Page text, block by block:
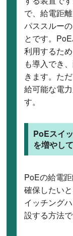
で、給電距
パススルー
とです。
利用するた
も導入でき
きます。た
給可能な電
す。
PoEスイ
を増やし
PoEの給電
確保したい
イッチング
設する方法で